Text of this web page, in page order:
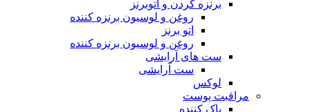
برنزه کردن و اتوبرنز
روغن و لوسیون برنزه کننده
اتو برنز
روغن و لوسیون برنزه کننده
ست های آرایشی
ست آرایشی
لوکس
مراقبت پوست
پاک کننده